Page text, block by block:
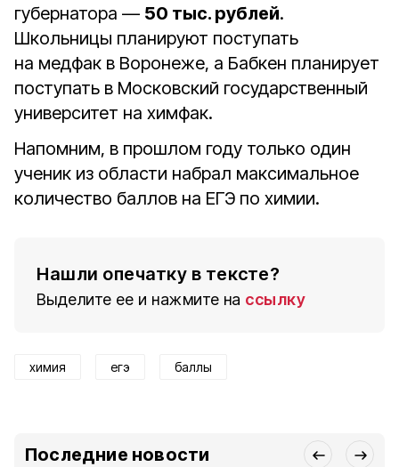
губернатора — 50 тыс. рублей.
Школьницы планируют поступать
на медфак в Воронеже, а Бабкен планирует
поступать в Московский государственный
университет на химфак.
Напомним, в прошлом году только один
ученик из области набрал максимальное
количество баллов на ЕГЭ по химии.
Нашли опечатку в тексте?
Выделите ее и нажмите на ссылку
химия егэ баллы
Последние новости